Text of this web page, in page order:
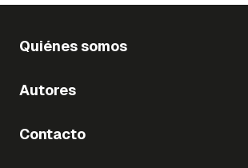
Quiénes somos
Autores
Contacto